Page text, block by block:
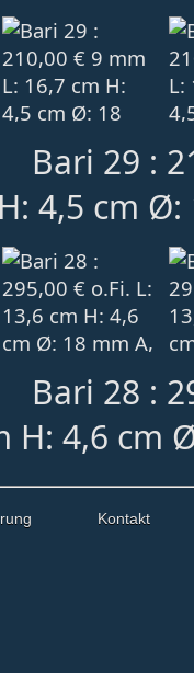
Bari 29 :
4,5 cm Ø:
Bari 28 :
H: 4,6 cm
Kontakt